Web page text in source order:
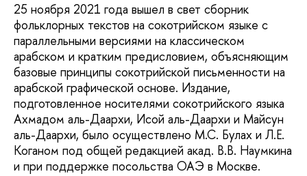
25 ноября 2021 года вышел в свет сборник
фольклорных текстов на сокотрийском языке с
параллельными версиями на классическом
арабском и кратким предисловием, объясняющим
базовые принципы сокотрийской письменности на
арабской графической основе. Издание,
подготовленное носителями сокотрийского языка
Ахмадом аль-Даархи, Исой аль-Даархи и Майсун
аль-Даархи, было осуществлено М.С. Булах и Л.Е.
Коганом под общей редакцией акад. В.В. Наумкина
и при поддержке посольства ОАЭ в Москве.